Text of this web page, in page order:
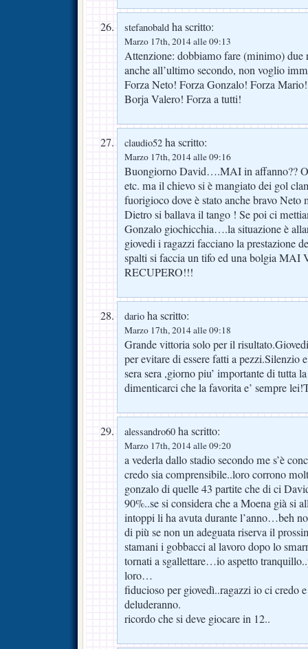
stefanobald ha scritto:
Marzo 17th, 2014 alle 09:13
Attenzione: dobbiamo fare (minimo)
anche all’ultimo secondo, non voglio
Forza Neto! Forza Gonzalo! Forza
Borja Valero! Forza a tutti!
claudio52 ha scritto:
Marzo 17th, 2014 alle 09:16
Buongiorno David….MAI in affanno??
etc. ma il chievo si è mangiato dei gol
fuorigioco dove è stato anche bravo Neto
Dietro si ballava il tango ! Se poi ci
Gonzalo giochicchia….la situazione è
giovedi i ragazzi facciano la prestazione
spalti si faccia un tifo ed una bolgia MAI
RECUPERO!!!
dario ha scritto:
Marzo 17th, 2014 alle 09:18
Grande vittoria solo per il
per evitare di essere fatti a pezzi.Silenzio
sera sera ,giorno piu’ importante di tutta
dimenticarci che la favorita e’ sempre
alessandro60 ha scritto:
Marzo 17th, 2014 alle 09:20
a vederla dallo stadio secondo me s’è
credo sia comprensibile..loro corrono
gonzalo di quelle 43 partite che di ci
90%..se si considera che a Moena già si
intoppi li ha avuta durante l’anno…beh
di più se non un adeguata riserva il
stamani i gobbacci al lavoro dopo lo
tornati a sgallettare…io aspetto
loro…
fiducioso per giovedì..ragazzi io ci credo
deluderanno.
ricordo che si deve giocare in 12..